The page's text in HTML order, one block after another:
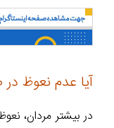
آیا عدم نعوظ
در بیشتر مردان،